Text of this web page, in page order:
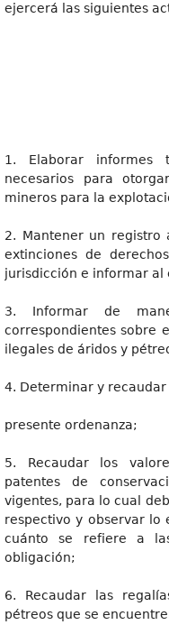
ejercerá las siguientes
1. Elaborar informes
necesarios para
mineros para la
2. Mantener un registro
extinciones de
jurisdicción e informar
3. Informar de
correspondientes sobre
ilegales de áridos y
4. Determinar y
presente ordenanza;
5. Recaudar los
patentes de
vigentes, para lo cual
respectivo y observar lo
cuánto se refiere a
obligación;
6. Recaudar las
pétreos que se